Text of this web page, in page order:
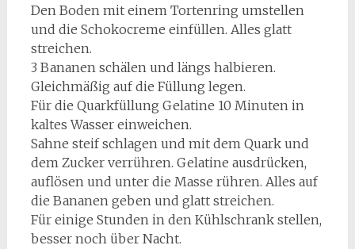
Den Boden mit einem Tortenring umstellen
und die Schokocreme einfüllen. Alles glatt
streichen.
3 Bananen schälen und längs halbieren.
Gleichmäßig auf die Füllung legen.
Für die Quarkfüllung Gelatine 10 Minuten in
kaltes Wasser einweichen.
Sahne steif schlagen und mit dem Quark und
dem Zucker verrühren. Gelatine ausdrücken,
auflösen und unter die Masse rühren. Alles auf
die Bananen geben und glatt streichen.
Für einige Stunden in den Kühlschrank stellen,
besser noch über Nacht.